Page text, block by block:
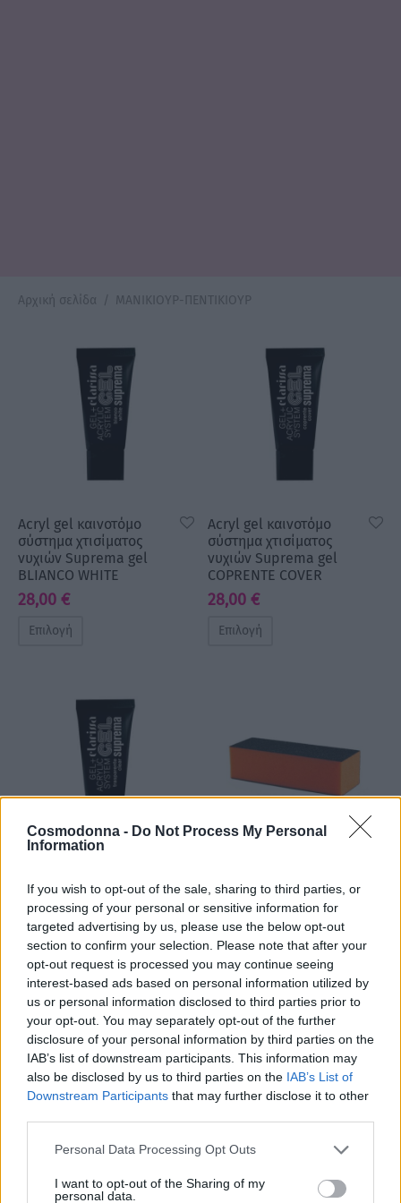
Cosmodonna - Do Not Process My Personal
Information
If you wish to opt-out of the sale, sharing to third parties, or
processing of your personal or sensitive information for
targeted advertising by us, please use the below opt-out
section to confirm your selection. Please note that after your
opt-out request is processed you may continue seeing
interest-based ads based on personal information utilized by
us or personal information disclosed to third parties prior to
your opt-out. You may separately opt-out of the further
disclosure of your personal information by third parties on the
IAB’s list of downstream participants. This information may
also be disclosed by us to third parties on the IAB’s List of
Downstream Participants that may further disclose it to other
Personal Data Processing Opt Outs
I want to opt-out of the Sharing of my
personal data.
Αρχική σελίδα / ΜΑΝΙΚΙΟΥΡ-ΠΕΝΤΙΚΙΟΥΡ
Acryl gel καινοτόμο
σύστημα χτισίματος
νυχιών Suprema gel
BLIANCO WHITE
28,00 €
Επιλογή
Acryl gel καινοτόμο
σύστημα χτισίματος
νυχιών Suprema gel
COPRENTE COVER
28,00 €
Επιλογή
σύστημα χτισίματος
νυχιών Suprema gel
TRASPARENTE CLEAR
28,00€
Επιλογή
Πορτοκαλί σκληρότητα
120/180
2,00€
Επιλογή
Out of Stock